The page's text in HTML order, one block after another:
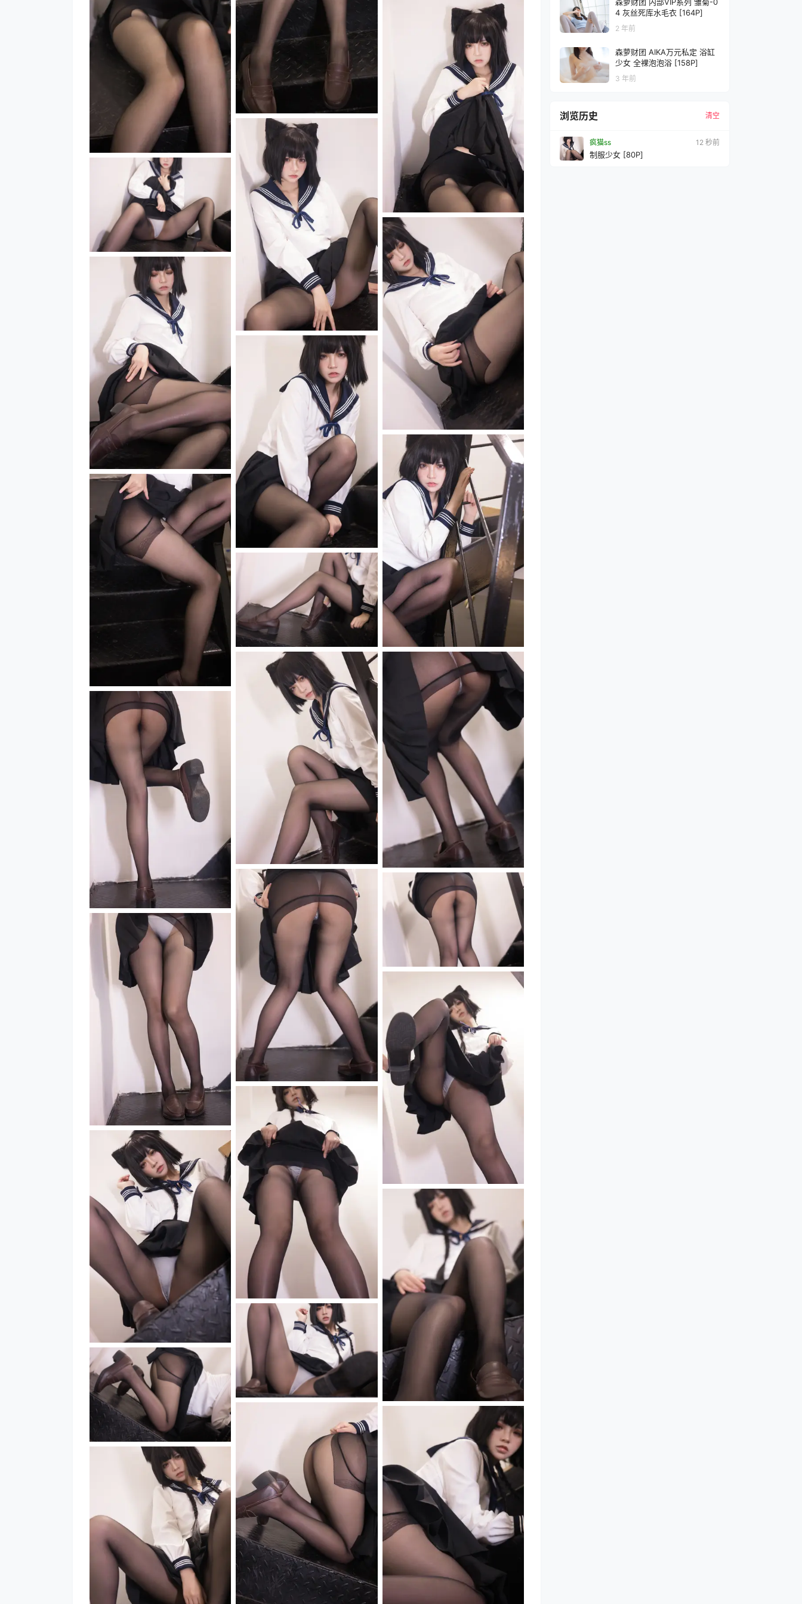
4 灰丝死库水毛衣 [164P]
2 年前
森萝财团 AIKA万元私定 浴缸
少女 全裸泡泡浴 [158P]
3 年前
浏览历史 清空
疯猫ss 14 秒前
制服少女 [80P]